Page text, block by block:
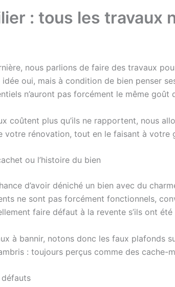
: tous les travaux
nous parlions de faire des travaux
oui, mais à condition de bien penser
n’auront pas forcément le même
coûtent plus qu’ils ne rapportent, nous
votre rénovation, tout en le faisant à votre
ou l’histoire du bien
d’avoir déniché un bien avec du
ne sont pas forcément fonctionnels,
faire défaut à la revente s’ils ont
à bannir, notons donc les faux plafonds
: toujours perçus comme des